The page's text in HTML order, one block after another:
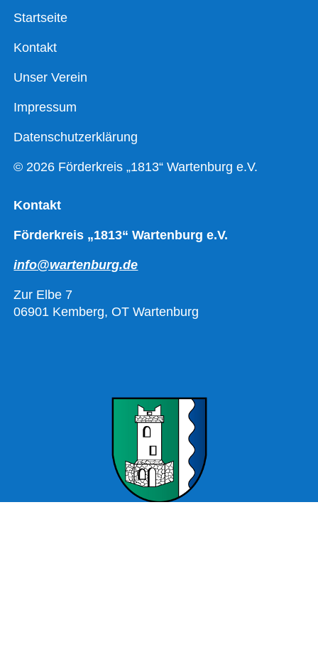
Startseite
Kontakt
Unser Verein
Impressum
Datenschutzerklärung
© 2026 Förderkreis „1813“ Wartenburg e.V.
Kontakt
Förderkreis „1813“ Wartenburg e.V.
info@wartenburg.de
Zur Elbe 7
06901 Kemberg, OT Wartenburg